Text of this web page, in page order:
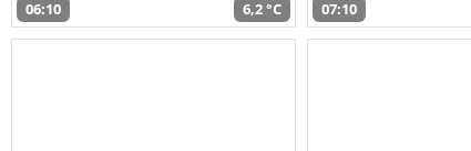
06:10 6,2 °C 07:10